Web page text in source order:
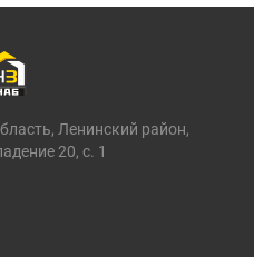
Ленинский район,
20, с. 1